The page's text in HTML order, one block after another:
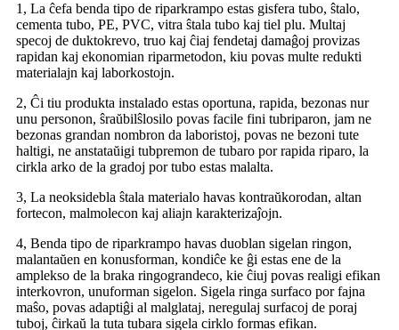
1, La ĉefa benda tipo de riparkrampo estas gisfera tubo, ŝtalo,
cementa tubo, PE, PVC, vitra ŝtala tubo kaj tiel plu. Multaj
specoj de duktokrevo, truo kaj ĉiaj fendetaj damaĝoj provizas
rapidan kaj ekonomian riparmetodon, kiu povas multe redukti
materialajn kaj laborkostojn.
2, Ĉi tiu produkta instalado estas oportuna, rapida, bezonas nur
unu personon, ŝraŭbilŝlosilo povas facile fini tubriparon, jam ne
bezonas grandan nombron da laboristoj, povas ne bezoni tute
haltigi, ne anstataŭigi tubpremon de tubaro por rapida riparo, la
cirkla arko de la gradoj por tubo estas malalta.
3, La neoksidebla ŝtala materialo havas kontraŭkorodan, altan
fortecon, malmolecon kaj aliajn karakterizaĵojn.
4, Benda tipo de riparkrampo havas duoblan sigelan ringon,
malantaŭen en konusforman, kondiĉe ke ĝi estas ene de la
amplekso de la braka ringograndeco, kie ĉiuj povas realigi efikan
interkovron, unuforman sigelon. Sigela ringa surfaco por fajna
maŝo, povas adaptiĝi al malglataj, neregulaj surfacoj de poraj
tuboj, ĉirkaŭ la tuta tubara sigela cirklo formas efikan.